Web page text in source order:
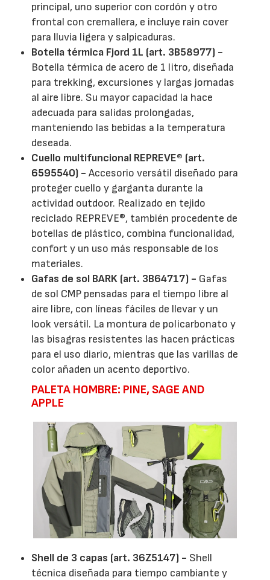
principal, uno superior con cordón y otro
frontal con cremallera, e incluye rain cover
para lluvia ligera y salpicaduras.
Botella térmica Fjord 1L (art. 3B58977) -
Botella térmica de acero de 1 litro, diseñada
para trekking, excursiones y largas jornadas
al aire libre. Su mayor capacidad la hace
adecuada para salidas prolongadas,
manteniendo las bebidas a la temperatura
deseada.
Cuello multifuncional REPREVE® (art.
6595540) - Accesorio versátil diseñado para
proteger cuello y garganta durante la
actividad outdoor. Realizado en tejido
reciclado REPREVE®, también procedente de
botellas de plástico, combina funcionalidad,
confort y un uso más responsable de los
materiales.
Gafas de sol BARK (art. 3B64717) - Gafas
de sol CMP pensadas para el tiempo libre al
aire libre, con líneas fáciles de llevar y un
look versátil. La montura de policarbonato y
las bisagras resistentes las hacen prácticas
para el uso diario, mientras que las varillas de
color añaden un acento deportivo.
PALETA HOMBRE: PINE, SAGE AND
APPLE
Shell de 3 capas (art. 36Z5147) - Shell
técnica diseñada para tiempo cambiante y